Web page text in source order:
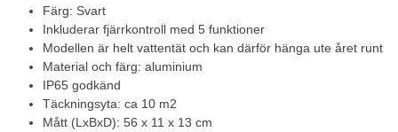
Färg: Svart
Inkluderar fjärrkontroll med 5 funktioner
Modellen är helt vattentät och kan därför hänga ute året runt
Material och färg: aluminium
IP65 godkänd
Täckningsyta: ca 10 m2
Mått (LxBxD): 56 x 11 x 13 cm